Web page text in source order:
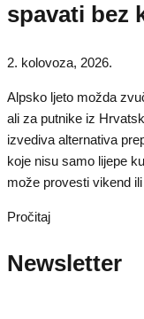
spavati bez
2. kolovoza, 2026.
Alpsko ljeto možda
ali za putnike iz
izvediva alternativa
koje nisu samo lijepe
može provesti vikend
Pročitaj
Newsletter